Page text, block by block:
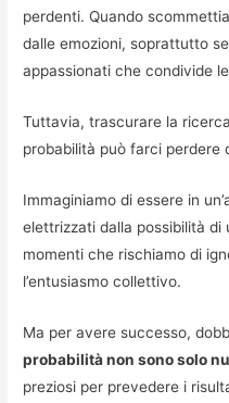
perdenti. Quando
dalle emozioni, soprattutto
appassionati che condivide
Tuttavia, trascurare la
probabilità può farci perdere
Immaginiamo di essere in
elettrizzati dalla possibilità di
momenti che rischiamo di
l’entusiasmo collettivo.
Ma per avere successo,
probabilità non sono solo
preziosi per prevedere i